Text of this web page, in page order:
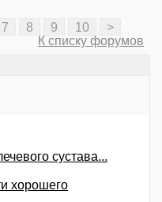
7 8 9 10
>
К списку форумов
сустава...
хорошего